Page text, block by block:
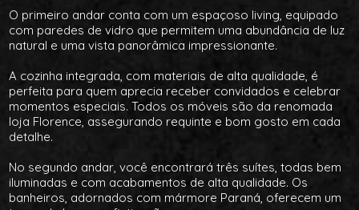
O primeiro andar conta com um espaçoso living, equipado
com paredes de vidro que permitem uma abundância de luz
natural e uma vista panorâmica impressionante.
A cozinha integrada, com materiais de alta qualidade, é
perfeita para quem aprecia receber convidados e celebrar
momentos especiais. Todos os móveis são da renomada
loja Florence, assegurando requinte e bom gosto em cada
detalhe.
No segundo andar, você encontrará três suítes, todas bem
iluminadas e com acabamentos de alta qualidade. Os
banheiros, adornados com mármore Paraná, oferecem um